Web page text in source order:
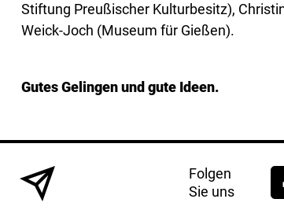
Stiftung Preußischer Kulturbesitz),
Weick-Joch (Museum für Gießen).
Gutes Gelingen und gute Ideen.
Folgen
Sie uns